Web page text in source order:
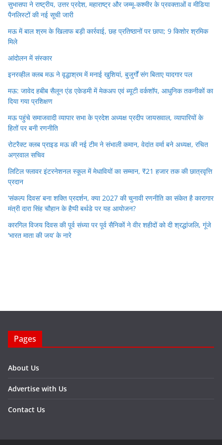
सुभासपा ने राष्ट्रीय, उत्तर प्रदेश, महाराष्ट्र और जम्मू-कश्मीर के प्रवक्ताओं व मीडिया
पैनलिस्टों की नई सूची जारी
मऊ में बाल श्रम के खिलाफ बड़ी कार्रवाई, छह प्रतिष्ठानों पर छापा; 9 किशोर श्रमिक
मिले
आंदोलन में संस्कार
इनरव्हील क्लब मऊ ने वृद्धाश्रम में मनाई खुशियां, बुजुर्गों संग बिताए यादगार पल
मऊ: जावेद हबीब सैलून एंड एकेडमी में मेकअप एवं ब्यूटी वर्कशॉप, आधुनिक तकनीकों का
दिया गया प्रशिक्षण
मऊ पहुंचे समाजवादी व्यापार सभा के प्रदेश अध्यक्ष प्रदीप जायसवाल, व्यापारियों के
हितों पर बनी रणनीति
रोटरैक्ट क्लब प्राइड मऊ की नई टीम ने संभाली कमान, वेदांत वर्मा बने अध्यक्ष, रचित
अग्रवाल सचिव
लिटिल फ्लावर इंटरनेशनल स्कूल में मेधावियों का सम्मान, ₹21 हजार तक की छात्रवृत्ति
प्रदान
‘संकल्प दिवस’ बना शक्ति प्रदर्शन, क्या 2027 की चुनावी रणनीति का संकेत है कारागार
मंत्री दारा सिंह चौहान के हैप्पी बर्थडे पर यह आयोजन?
कारगिल विजय दिवस की पूर्व संध्या पर पूर्व सैनिकों ने वीर शहीदों को दी श्रद्धांजलि, गूंजे
‘भारत माता की जय’ के नारे
Pages
About Us
Advertise with Us
Contact Us